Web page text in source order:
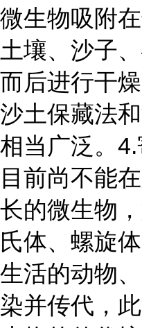
微生物吸附
土壤、沙子
而后进行干
沙土保藏法
相当广泛。
目前尚不能
长的微生物
氏体、螺旋
生活的动物
染并传代，